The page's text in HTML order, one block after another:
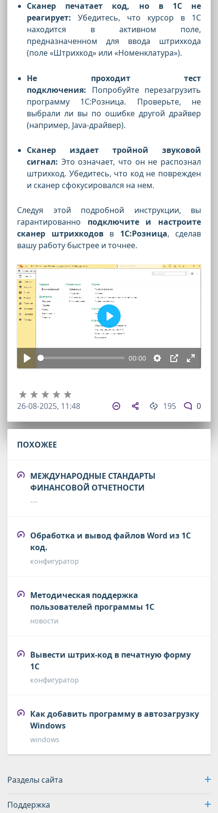
Сканер печатает код, но в 1С не
реагирует: Убедитесь, что курсор в 1С
находится в активном поле,
предназначенном для ввода штрихкода
(поле «Штрихкод» или «Номенклатура»).
Не проходит тест
подключения: Попробуйте перезагрузить
программу 1С:Розница. Проверьте, не
выбрали ли вы по ошибке другой драйвер
(например, Java-драйвер).
Сканер издает тройной звуковой
сигнал: Это означает, что он не распознал
штрихкод. Убедитесь, что код не поврежден
и сканер сфокусировался на нем.
Следуя этой подробной инструкции, вы
гарантированно подключите и настроите
сканер штрихкодовв 1С:Розница, сделав
вашу работу быстрее и точнее.
00:00
Воспроизвести
195 0
26-08-2025, 11:48
ПОХОЖЕЕ
МЕЖДУНАРОДНЫЕ СТАНДАРТЫ
ФИНАНСОВОЙ ОТЧЕТНОСТИ
---
Обработка и вывод файлов Word из 1С
код.
конфигуратор
Методическая поддержка
пользователей программы 1С
новости
Вывести штрих-код в печатную форму
1С
конфигуратор
Как добавить программу в автозагрузку
Windows
windows
Разделы сайта
Поддержка